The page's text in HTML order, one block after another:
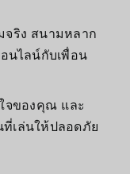
ริง สนามหลาก
นไลน์กับเพื่อน
จของคุณ และ
เล่นให้ปลอดภัย